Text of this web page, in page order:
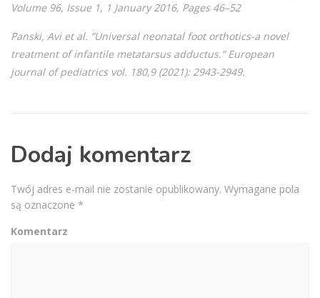
Volume 96, Issue 1, 1 January 2016, Pages 46–52
Panski, Avi et al. “Universal neonatal foot orthotics-a novel
treatment of infantile metatarsus adductus.” European
journal of pediatrics vol. 180,9 (2021): 2943-2949.
Dodaj komentarz
Twój adres e-mail nie zostanie opublikowany. Wymagane pola
są oznaczone *
Komentarz